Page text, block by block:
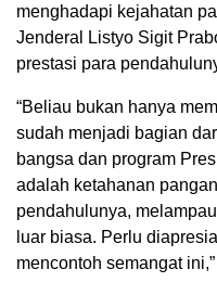
menghadapi kejahatan
Jenderal Listyo Sigit
prestasi para
“Beliau bukan hanya
sudah menjadi bagian
bangsa dan program
adalah ketahanan
pendahulunya,
luar biasa. Perlu
mencontoh semangat